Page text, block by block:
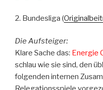
2. Bundesliga (
Die Aufsteiger:
Klare Sache das: Energie
schlau wie sie sind, den
folgenden internen